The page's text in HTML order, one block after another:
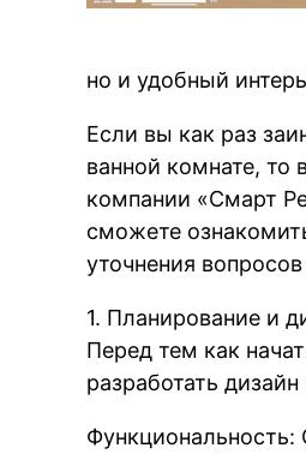
но и удобный
Если вы как раз
ванной комнате, то
компании «Смарт
сможете
уточнения
1. Планирование и
Перед тем как
разработать
Функциональность: